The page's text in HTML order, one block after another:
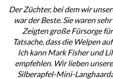
Der Züchter, bei dem wir
war der Beste. Sie waren
Zeigten große Fürsorge
Tatsache, dass die Welpen
Ich kann Mark Fisher und
empfehlen. Wir lieben
Silberapfel-Mini-